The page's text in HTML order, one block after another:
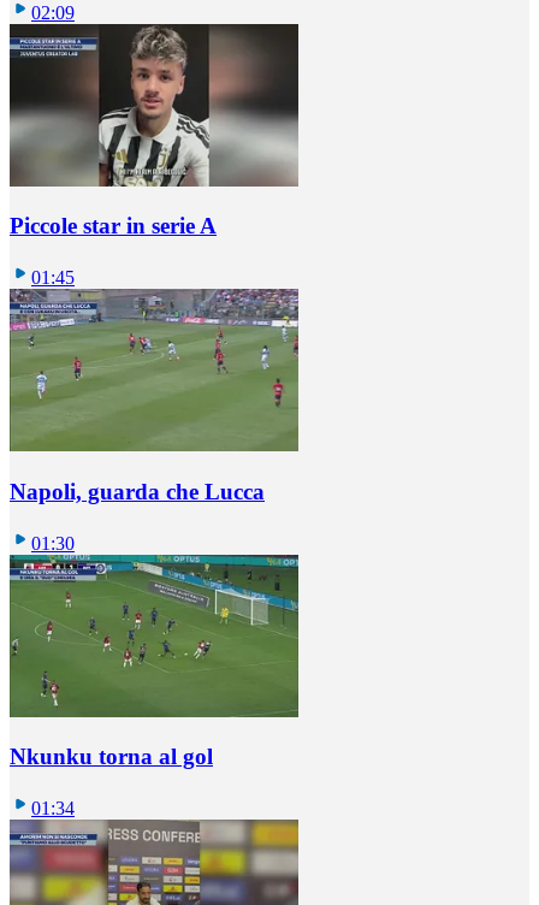
02:09
Piccole star in serie A
01:45
Napoli, guarda che Lucca
01:30
Nkunku torna al gol
01:34